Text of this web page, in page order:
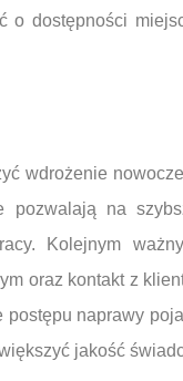
o dostępności
wdrożenie
pozwalają na
Kolejnym
oraz kontakt z
naprawy
jakość